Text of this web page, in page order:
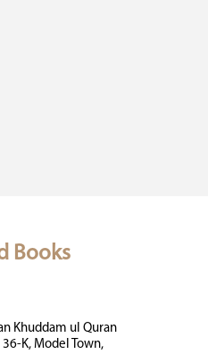
Books
Khuddam ul Quran
K, Model Town,